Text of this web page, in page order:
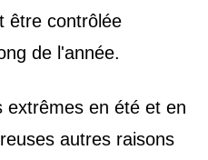
être contrôlée
de l'année.
extrêmes en été et en
autres raisons